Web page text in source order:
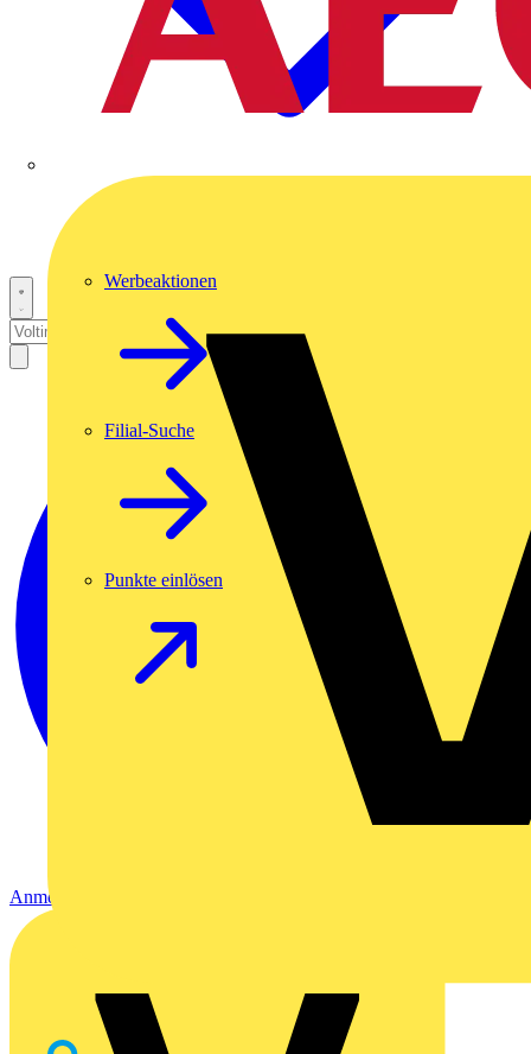
Werbeaktionen
Filial-Suche
Punkte einlösen
Anmelden